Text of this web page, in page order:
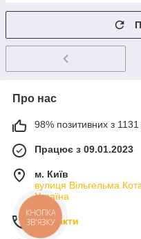
Про нас
98% позитивних з 1131
Працює з 09.01.2023
м. Київ
вулиця Вільгельма
Україна
Контакти
КНОПКА
ЗВ'ЯЗКУ